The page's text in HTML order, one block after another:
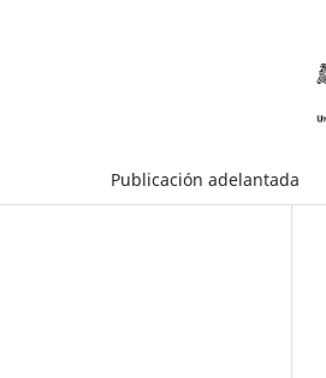
Publicación adelantada